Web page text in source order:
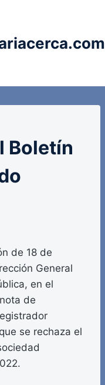
Boletín
de 18 de
General
en el
de
se rechaza el